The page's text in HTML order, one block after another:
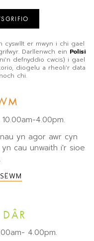
cyswllt er mwyn i chi gael
Darllenwch ein Polisi
defnyddio cwcis) i gael
diogelu a rheoli'r data
chi.
4.00pm.
yn agor awr cyn
cau unwaith i'r sioe
4.00pm.